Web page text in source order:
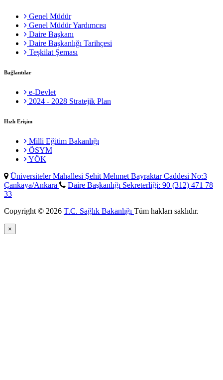
Genel Müdür
Genel Müdür Yardımcısı
Daire Başkanı
Daire Başkanlığı Tarihçesi
Teşkilat Şeması
Bağlantılar
e-Devlet
2024 - 2028 Stratejik Plan
Hızlı Erişim
Milli Eğitim Bakanlığı
ÖSYM
YÖK
Üniversiteler Mahallesi Şehit Mehmet Bayraktar Caddesi No:3
Çankaya/Ankara
Daire Başkanlığı Sekreterliği: 90 (312) 471 78
33
Copyright © 2026 T.C. Sağlık Bakanlığı Tüm hakları saklıdır.
×